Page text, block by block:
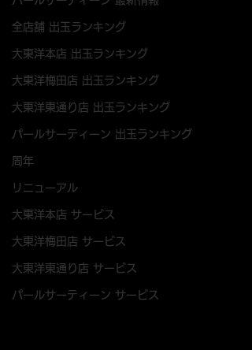
全店舗 出玉ランキング
大東洋本店 出玉ランキング
大東洋梅田店 出玉ランキング
大東洋東通り店 出玉ランキング
パールサーティーン 出玉ランキング
周年
リニューアル
大東洋本店 サービス
大東洋梅田店 サービス
大東洋東通り店 サービス
パールサーティーン サービス